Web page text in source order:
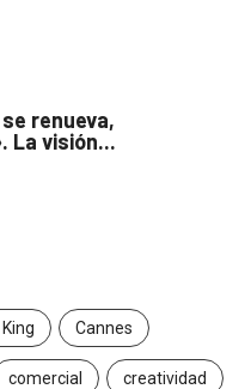
renueva,
La visión...
Cannes
comercial creatividad